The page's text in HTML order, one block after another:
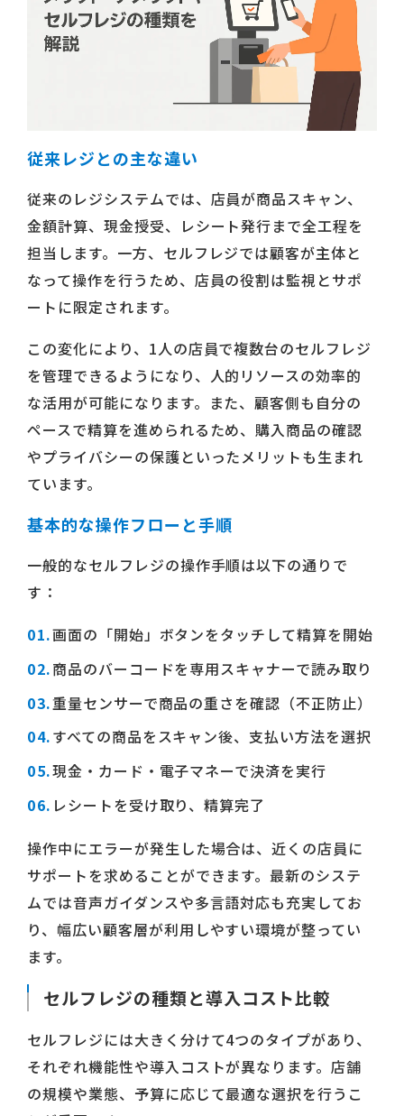
従来レジとの主な違い
従来のレジシステムでは、店員が商品スキャン、
金額計算、現金授受、レシート発行まで全工程を
担当します。一方、セルフレジでは顧客が主体と
なって操作を行うため、店員の役割は監視とサポ
ートに限定されます。
この変化により、1人の店員で複数台のセルフレジ
を管理できるようになり、人的リソースの効率的
な活用が可能になります。また、顧客側も自分の
ペースで精算を進められるため、購入商品の確認
やプライバシーの保護といったメリットも生まれ
ています。
基本的な操作フローと手順
一般的なセルフレジの操作手順は以下の通りで
す：
画面の「開始」ボタンをタッチして精算を開始
商品のバーコードを専用スキャナーで読み取り
重量センサーで商品の重さを確認（不正防止）
すべての商品をスキャン後、支払い方法を選択
現金・カード・電子マネーで決済を実行
レシートを受け取り、精算完了
操作中にエラーが発生した場合は、近くの店員に
サポートを求めることができます。最新のシステ
ムでは音声ガイダンスや多言語対応も充実してお
り、幅広い顧客層が利用しやすい環境が整ってい
ます。
セルフレジの種類と導入コスト比較
セルフレジには大きく分けて4つのタイプがあり、
それぞれ機能性や導入コストが異なります。店舗
の規模や業態、予算に応じて最適な選択を行うこ